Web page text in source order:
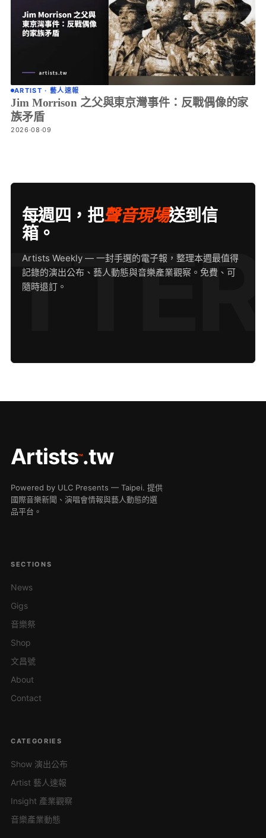
ARTIST · 藝人速報
Jim Morrison 之父與東京灣事件：反戰偶像的家
族矛盾
2026·08·09
每週四，把聲音現場送到信
箱。
Artists Weekly — 一封手選的電子報，整理本週最值得
記錄的演出公布、藝人動態與音樂產業觀察。免費、可
隨時退訂。
Artists™.tw
Powered by ULC Presents — Taipei. 提供
國際音樂新聞、演唱會情報與藝人動態的選
品平台。
SECTIONS
News
Gigs
音樂祭
Shop
文昌號
About
Contact
CATEGORIES
Show 演出公布
Artist 藝人速報
Insight 產業觀察
音樂產業動態